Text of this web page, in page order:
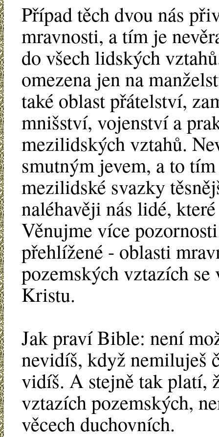
Případ těch dvou nás
mravnosti, a tím je
do všech lidských
omezena jen na
také oblast přátelství,
mnišství, vojenství a
mezilidských vztahů.
smutným jevem, a to
mezilidské svazky
naléhavěji nás lidé,
Věnujme více
přehlížené - oblasti
pozemských vztazích
Kristu.
Jak praví Bible: není
nevidíš, když nemiluješ
vidíš. A stejně tak platí,
vztazích pozemských,
věcech duchovních.